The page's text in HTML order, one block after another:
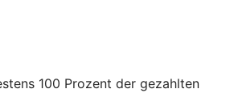
100 Prozent der gezahlten